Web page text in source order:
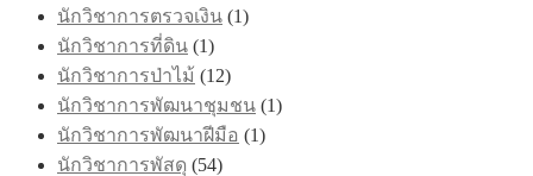
นักวิชาการตรวจเงิน (1)
นักวิชาการที่ดิน (1)
นักวิชาการป่าไม้ (12)
นักวิชาการพัฒนาชุมชน (1)
นักวิชาการพัฒนาฝีมือ (1)
นักวิชาการพัสดุ (54)